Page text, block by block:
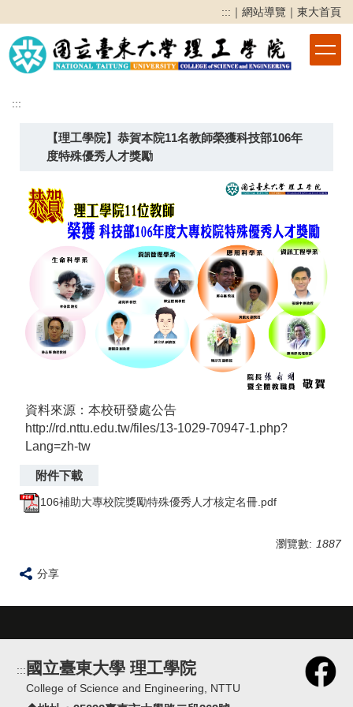
到
主
要
區
::: ｜ 網站導覽 ｜ 東大首頁
:::
【理工學院】恭賀本院11名教師榮獲科技部106年
度特殊優秀人才獎勵
資料來源：本校研發處公告
http://rd.nttu.edu.tw/files/13-1029-70947-1.php?
Lang=zh-tw
106補助大專校院獎勵特殊優秀人才核定名冊.pdf
瀏覽數: 1887
分享
::: 國立臺東大學 理工學院
College of Science and Engineering, NTTU